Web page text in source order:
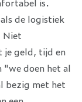
de logistiek
Niet
je geld, tijd en
doen het al
bezig met het